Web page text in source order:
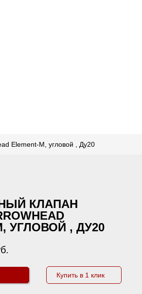
Element-M, угловой , Ду20
КЛАПАН
УГЛОВОЙ , ДУ20
Купить в 1 клик